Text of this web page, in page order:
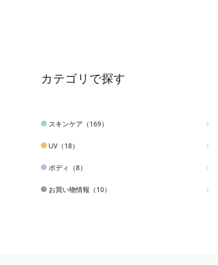
カテゴリで探す
スキンケア（169）
UV（18）
ボディ（8）
お買い物情報（10）